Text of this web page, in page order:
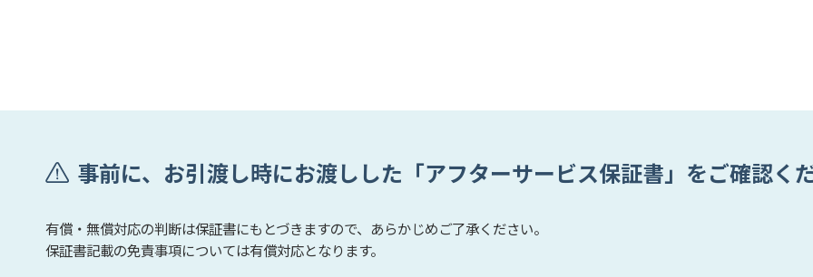
事前に、お引渡し時にお渡しした「アフターサービス保証書」をご確認く
有償・無償対応の判断は保証書にもとづきますので、あらかじめご了承ください。
保証書記載の免責事項については有償対応となります。